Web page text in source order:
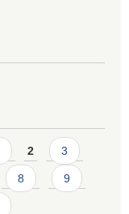
2 3
8 9